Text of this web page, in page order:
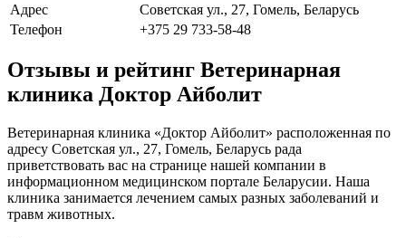
Адрес
Советская ул., 27, Гомель, Беларусь
Телефон
+375 29 733-58-48
Отзывы и рейтинг Ветеринарная
клиника Доктор Айболит
Ветеринарная клиника «Доктор Айболит» расположенная по
адресу Советская ул., 27, Гомель, Беларусь рада
приветствовать вас на странице нашей компании в
информационном медицинском портале Беларусии. Наша
клиника занимается лечением самых разных заболеваний и
травм животных.